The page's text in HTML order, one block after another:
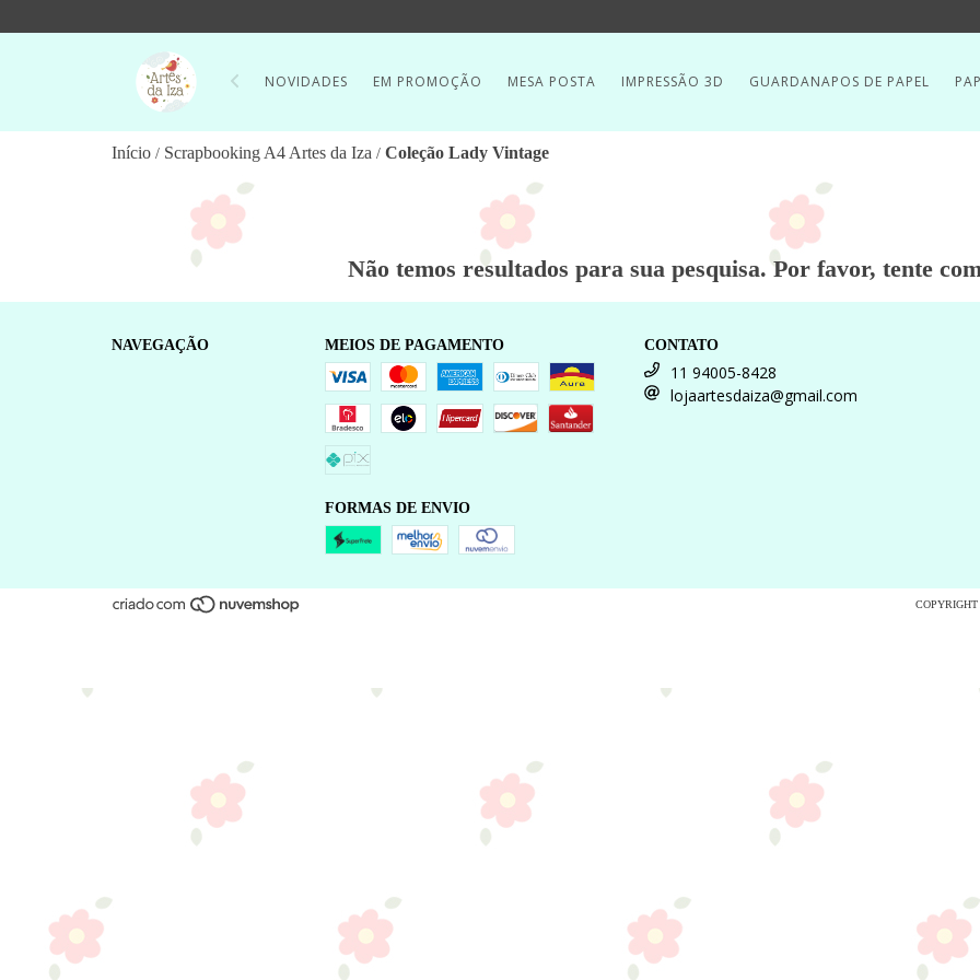
NOVIDADES EM PROMOÇÃO MESA POSTA IMPRESSÃO 3D GUARDANAPOS DE PAPEL
Início / Scrapbooking A4 Artes da Iza / Coleção Lady Vintage
Não temos resultados para sua pesquisa. Por favor, tente
NAVEGAÇÃO MEIOS DE PAGAMENTO
FORMAS DE ENVIO
CONTATO
11 94005-8428
lojaartesdaiza@gmail.com
COPYRIGHT